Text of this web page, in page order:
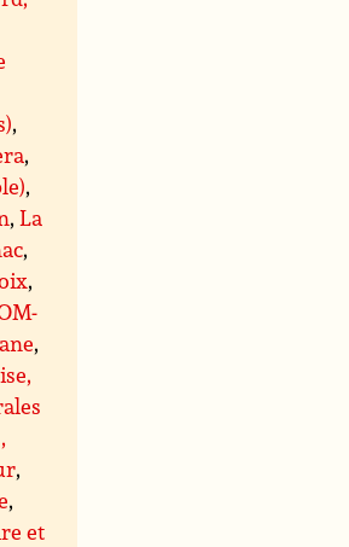
,
,
,
,La
,
,
,
,
,
et